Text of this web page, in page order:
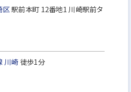
区駅前本町 12番地1 川崎駅前タ
川崎 徒歩1分